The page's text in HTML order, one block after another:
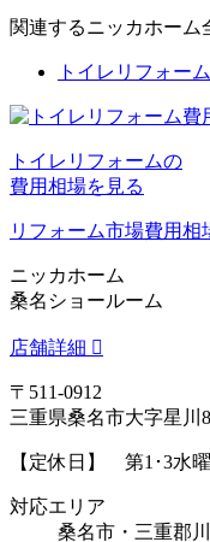
関連するニッカホーム
トイレリフォーム
トイレリフォームの
費用相場を見る
リフォーム市場費用相
ニッカホーム
桑名ショールーム
店舗詳細
〒511-0912
三重県桑名市大字星川
【定休日】 第1･3水曜
対応エリア
桑名市・三重郡